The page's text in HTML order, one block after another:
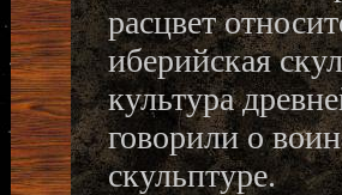
расцвет
иберийская
культура
говорили о
скульптуре.